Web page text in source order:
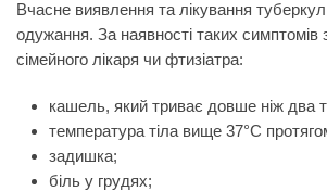
Вчасне виявлення та лікування
одужання. За наявності таких симптомів
сімейного лікаря чи фтизіатра:
кашель, який триває довше ніж два
температура тіла вище 37°C
задишка;
біль у грудях;